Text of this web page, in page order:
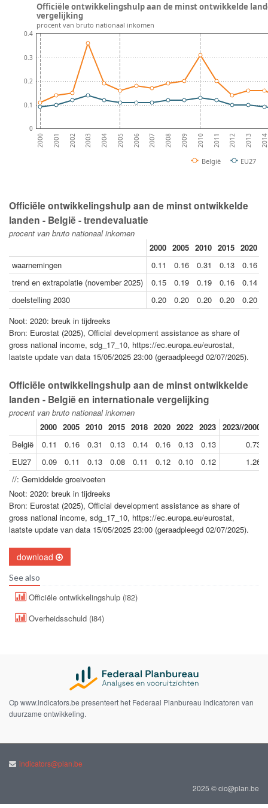
2000 2001 2002 2003 2004 2005 2006 2007 2008 2009 2010 2011 2012 2013 2014
0
0.1
0.2
0.3
0.4
België EU27
Officiële ontwikkelingshulp aan de minst ontwikkelde
vergelijking
procent van bruto nationaal inkomen
Officiële ontwikkelingshulp aan de minst ontwikkelde
landen - België - trendevaluatie
procent van bruto nationaal inkomen
2000 2005 2010 2015 2020
waarnemingen
0.11 0.16 0.31 0.13 0.16
trend en extrapolatie (november 2025)
0.15 0.19 0.19 0.16 0.14
doelstelling 2030
0.20 0.20 0.20 0.20 0.20
Noot: 2020: breuk in tijdreeks
Bron: Eurostat (2025), Official development assistance as share of
gross national income, sdg_17_10, https://ec.europa.eu/eurostat,
laatste update van data 15/05/2025 23:00 (geraadpleegd 02/07/2025).
Officiële ontwikkelingshulp aan de minst ontwikkelde
landen - België en internationale vergelijking
procent van bruto nationaal inkomen
2000 2005 2010 2015 2018 2020 2022 2023 2023//2000
België
0.11 0.16 0.31 0.13 0.14 0.16 0.13 0.13
0.73
EU27
0.09 0.11 0.13 0.08 0.11 0.12 0.10 0.12
1.26
//: Gemiddelde groeivoeten
Noot: 2020: breuk in tijdreeks
Bron: Eurostat (2025), Official development assistance as share of
gross national income, sdg_17_10, https://ec.europa.eu/eurostat,
laatste update van data 15/05/2025 23:00 (geraadpleegd 02/07/2025).
download
See also
Officiële ontwikkelingshulp (i82)
Overheidsschuld (i84)
Op www.indicators.be presenteert het Federaal Planbureau indicatoren van
duurzame ontwikkeling.
indicators@plan.be
2025 © cic@plan.be